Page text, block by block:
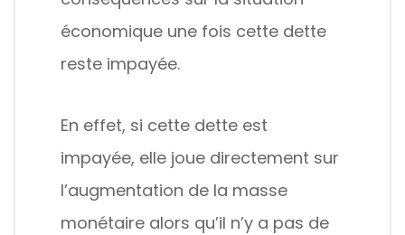
économique une fois cette dette
reste impayée.
En effet, si cette dette est
impayée, elle joue directement sur
l’augmentation de la masse
monétaire alors qu’il n’y a pas de